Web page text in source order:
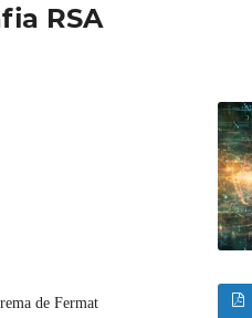
RSA
de Fermat